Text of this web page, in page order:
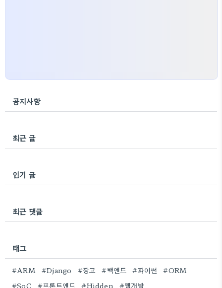
공지사항
최근 글
인기 글
최근 댓글
태그
#ARM #Django #장고 #백엔드 #파이썬
#ORM
#SoC
#프론트엔드 #Hidden #웹개발